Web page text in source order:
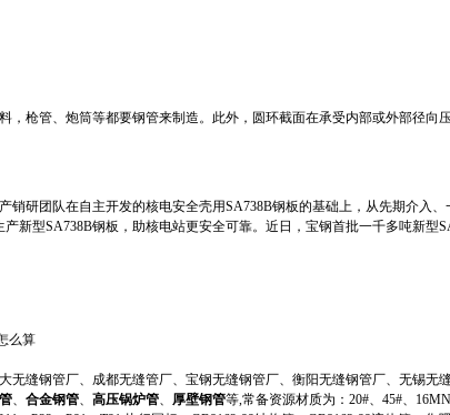
，枪管、炮筒等都要钢管来制造。此外，圆环截面在承受内部或外部径向
销研团队在自主开发的核电安全壳用SA738B钢板的基础上，从先期介入
新型SA738B钢板，助核电站更安全可靠。近日，宝钢首批一千多吨新型
么算
缝钢管厂、成都无缝管厂、宝钢无缝钢管厂、衡阳无缝钢管厂、无锡无
、 合金钢管、 高压锅炉管、 厚壁钢管等,常备资源材质为：20#、45#、